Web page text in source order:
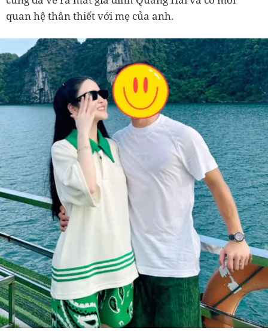
quan hệ thân thiết với mẹ của anh.